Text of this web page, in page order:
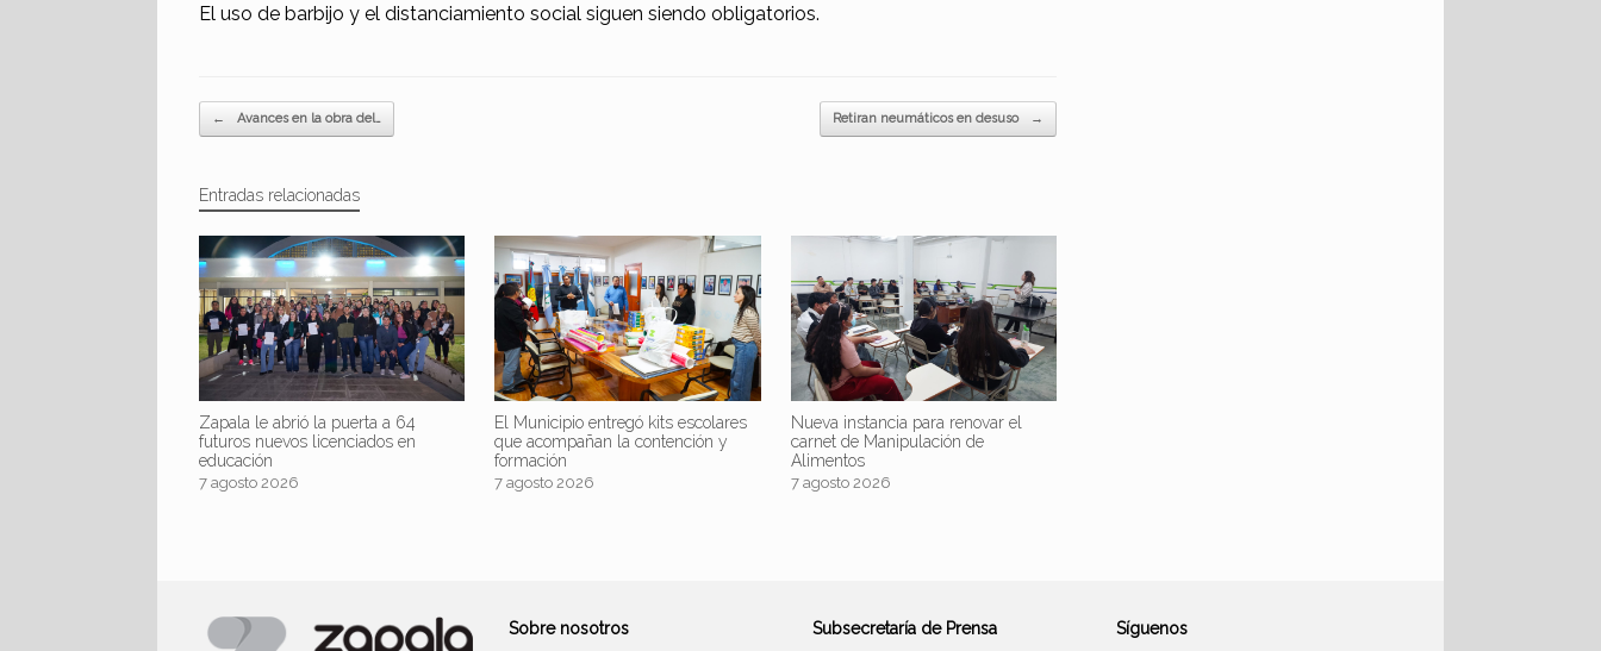
El uso de barbijo y el distanciamiento social siguen siendo obligatorios.
Navegador de artículos
← Avances en la obra del… Retiran neumáticos en desuso →
Entradas relacionadas
Zapala le abrió la puerta a 64
futuros nuevos licenciados en
educación
7 agosto 2026
El Municipio entregó kits escolares
que acompañan la contención y
formación
7 agosto 2026
Nueva instancia para renovar el
carnet de Manipulación de
Alimentos
7 agosto 2026
Sobre nosotros Subsecretaría de Prensa Síguenos